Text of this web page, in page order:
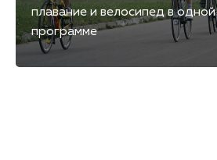
плавание и велосипед в одной
программе